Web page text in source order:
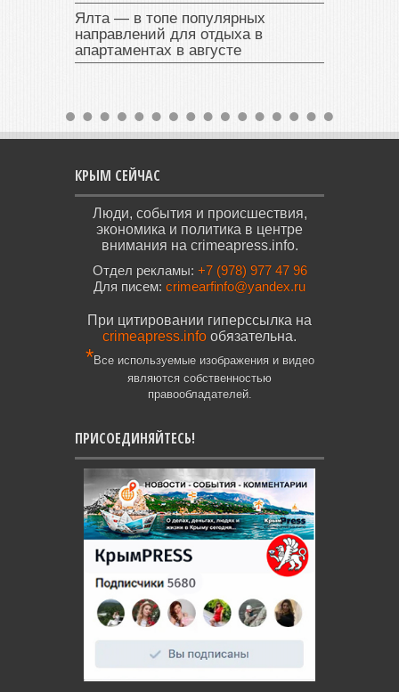
Ялта — в топе популярных
направлений для отдыха в
апартаментах в августе
КРЫМ СЕЙЧАС
Люди, события и происшествия,
экономика и политика в центре
внимания на crimeapress.info.
Отдел рекламы: +7 (978) 977 47 96
Для писем: crimearfinfo@yandex.ru
При цитировании гиперссылка на
crimeapress.info обязательна.
*Все используемые изображения и видео
являются собственностью
правообладателей.
ПРИСОЕДИНЯЙТЕСЬ!